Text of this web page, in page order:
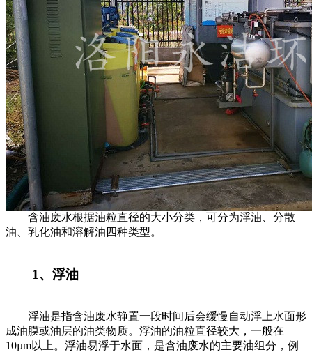
含油废水根据油粒直径的大小分类，可分为浮油、分散
油、乳化油和溶解油四种类型。
1、浮油
浮油是指含油废水静置一段时间后会缓慢自动浮上水面形
成油膜或油层的油类物质。浮油的油粒直径较大，一般在
10µm以上。浮油易浮于水面，是含油废水的主要油组分，例